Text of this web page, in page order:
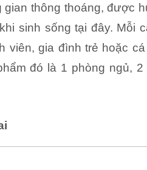
gian thông thoáng, được
sinh sống tại đây. Mỗi
viên, gia đình trẻ hoặc
đó là 1 phòng ngủ,